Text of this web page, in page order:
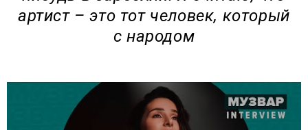
артист – это тот человек, который
с народом